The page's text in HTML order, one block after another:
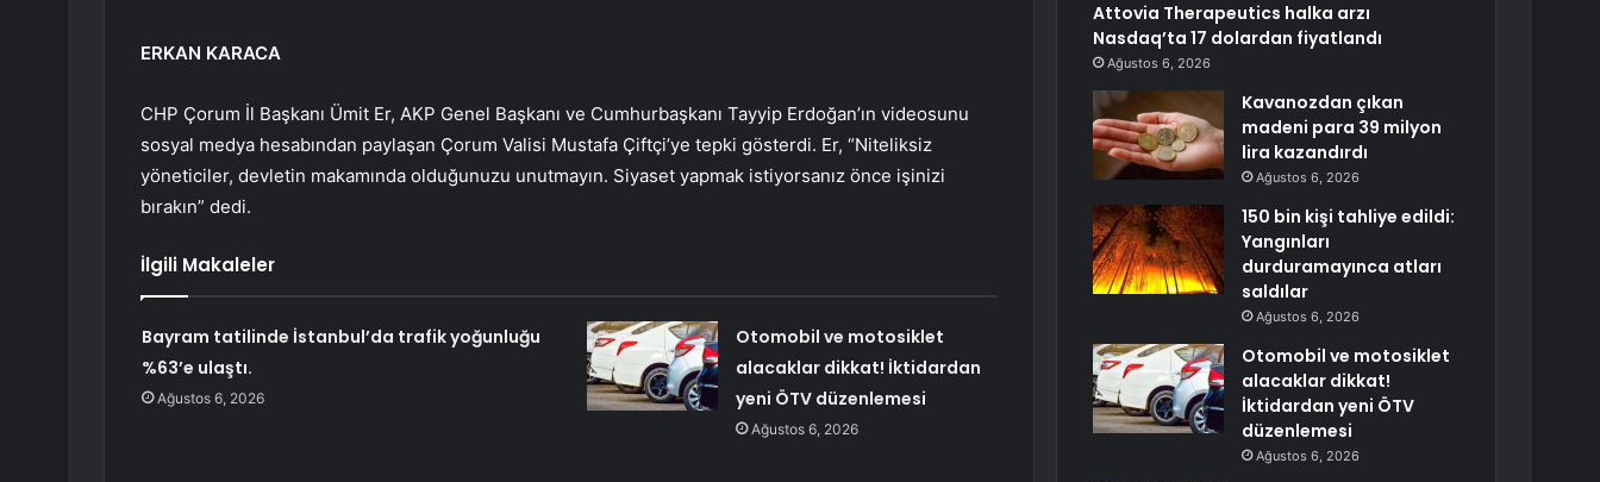
ERKAN KARACA
CHP Çorum İl Başkanı Ümit Er, AKP Genel Başkanı ve Cumhurbaşkanı Tayyip Erdoğan’ın videosunu
sosyal medya hesabından paylaşan Çorum Valisi Mustafa Çiftçi’ye tepki gösterdi. Er, “Niteliksiz
yöneticiler, devletin makamında olduğunuzu unutmayın. Siyaset yapmak istiyorsanız önce işinizi
bırakın” dedi.
İlgili Makaleler
Bayram tatilinde İstanbul’da trafik yoğunluğu
%63’e ulaştı.
Ağustos 6, 2026
Otomobil ve motosiklet
alacaklar dikkat! İktidardan
yeni ÖTV düzenlemesi
Ağustos 6, 2026
Attovia Therapeutics halka arzı
Nasdaq’ta 17 dolardan fiyatlandı
Ağustos 6, 2026
Kavanozdan çıkan
madeni para 39 milyon
lira kazandırdı
Ağustos 6, 2026
150 bin kişi tahliye edildi:
Yangınları
durduramayınca atları
saldılar
Ağustos 6, 2026
Otomobil ve motosiklet
alacaklar dikkat!
İktidardan yeni ÖTV
düzenlemesi
Ağustos 6, 2026